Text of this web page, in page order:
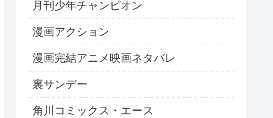
月刊少年チャンピオン
漫画アクション
漫画完結アニメ映画ネタバレ
裏サンデー
角川コミックス・エース